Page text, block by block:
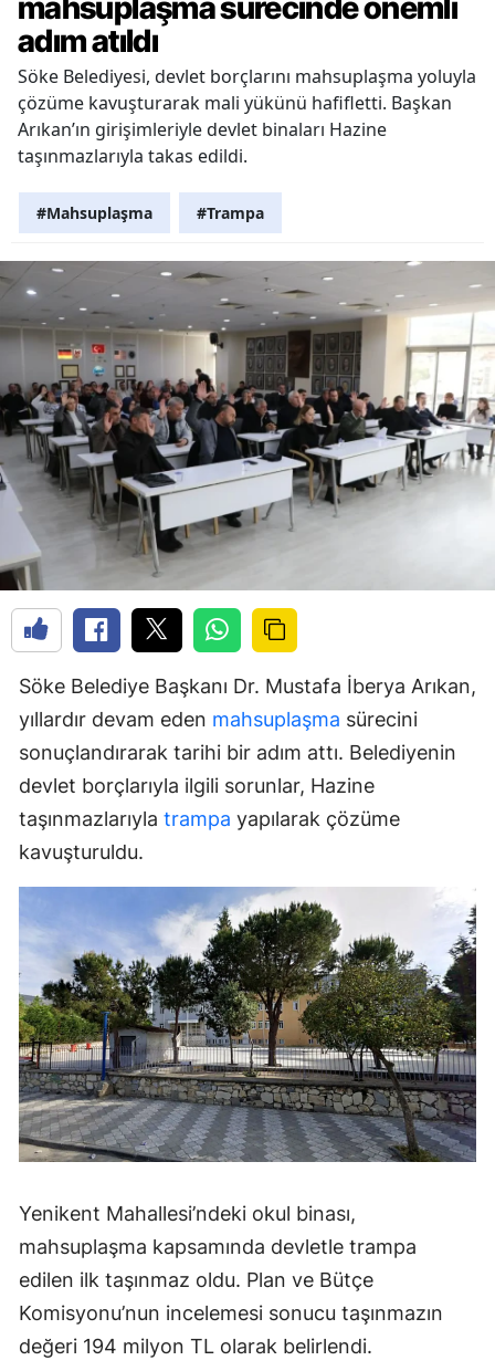
adım atıldı
Söke Belediyesi, devlet borçlarını mahsuplaşma yoluyla
çözüme kavuşturarak mali yükünü hafifletti. Başkan
Arıkan’ın girişimleriyle devlet binaları Hazine
taşınmazlarıyla takas edildi.
#Mahsuplaşma #Trampa
Söke Belediye Başkanı Dr. Mustafa İberya Arıkan,
yıllardır devam eden mahsuplaşma sürecini
sonuçlandırarak tarihi bir adım attı. Belediyenin
devlet borçlarıyla ilgili sorunlar, Hazine
taşınmazlarıyla trampa yapılarak çözüme
kavuşturuldu.
Yenikent Mahallesi’ndeki okul binası,
mahsuplaşma kapsamında devletle trampa
edilen ilk taşınmaz oldu. Plan ve Bütçe
Komisyonu’nun incelemesi sonucu taşınmazın
değeri 194 milyon TL olarak belirlendi.